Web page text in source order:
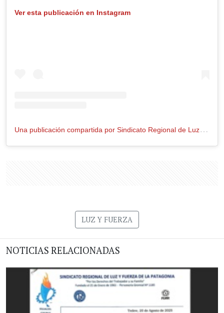
Ver esta publicación en Instagram
U
na publicación compartida por Sindicato Regional de Luz y Fuerza de la Patagonia (@lyfpatagonia1961)
LUZ Y FUERZA
NOTICIAS RELACIONADAS